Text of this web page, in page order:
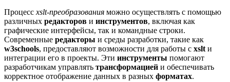
Процессxslt-преобразования можно осуществлять с помощью
различных редакторов и инструментов, включая как
графические интерфейсы, так и командные строки.
Современные редакторы и среды разработки, такие как
w3schools, предоставляют возможности для работы с xsltи
интеграции его в проекты. Эти инструменты помогают
разработчикам управлять трансформацией и обеспечивать
корректное отображение данных в разных форматах.